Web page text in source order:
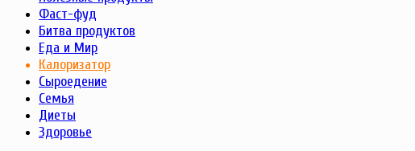
Фаст-фуд
Битва продуктов
Еда и Мир
Калоризатор
Сыроедение
Семья
Диеты
Здоровье